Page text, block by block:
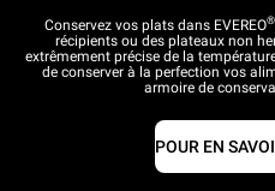
Conservez vos plats dans EVEREO®
récipients ou des plateaux non
extrêmement précise de la
de conserver à la perfection vos
armoire de
POUR EN